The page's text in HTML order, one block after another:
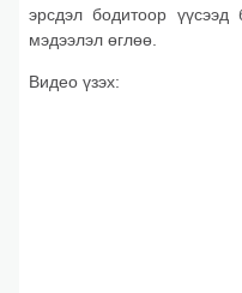
эрсдэл бодитоор үүсээд
мэдээлэл өглөө.
Видео үзэх: